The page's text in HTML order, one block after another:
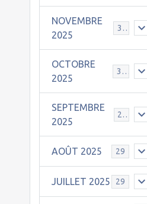
NOVEMBRE
2025
30
OCTOBRE
2025
31
SEPTEMBRE
2025
25
AOÛT 2025 29
JUILLET 2025 29